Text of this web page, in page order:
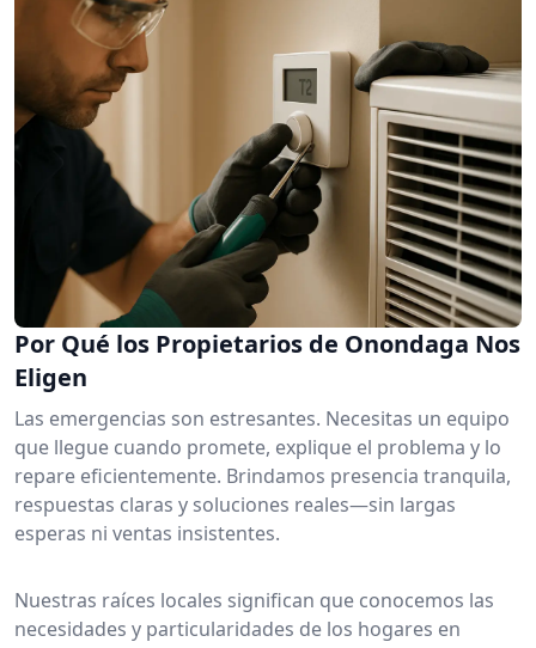
Por Qué los Propietarios de Onondaga Nos
Eligen
Las emergencias son estresantes. Necesitas un equipo
que llegue cuando promete, explique el problema y lo
repare eficientemente. Brindamos presencia tranquila,
respuestas claras y soluciones reales—sin largas
esperas ni ventas insistentes.
Nuestras raíces locales significan que conocemos las
necesidades y particularidades de los hogares en